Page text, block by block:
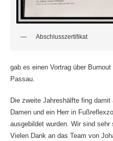
Abschlusszertifikat
gab es einen Vortrag über
Passau.
Die zweite Jahreshälfte fing
Damen und ein Herr in
ausgebildet wurden. Wir sind
Vielen Dank an das Team von